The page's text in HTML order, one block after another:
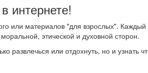
интернете!
или материалов "для взрослых".
этической и духовной сторон.
или отдохнуть, но и узнать